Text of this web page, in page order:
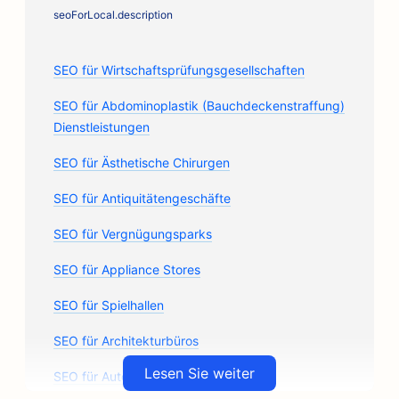
seoForLocal.description
SEO für Wirtschaftsprüfungsgesellschaften
SEO für Abdominoplastik (Bauchdeckenstraffung)
Dienstleistungen
SEO für Ästhetische Chirurgen
SEO für Antiquitätengeschäfte
SEO für Vergnügungsparks
SEO für Appliance Stores
SEO für Spielhallen
SEO für Architekturbüros
SEO für AutowerkstättenLesen Sie weiter